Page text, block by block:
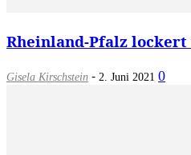
Rheinland-Pfalz
Gisela Kirschstein - 2. Juni 2021 0